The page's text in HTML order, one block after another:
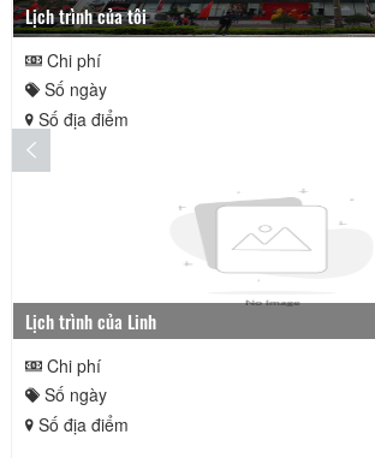
Lịch trình của tôi
Chi phí
Số ngày
Số địa điểm
Lịch trình của Linh
Chi phí
Số ngày
Số địa điểm